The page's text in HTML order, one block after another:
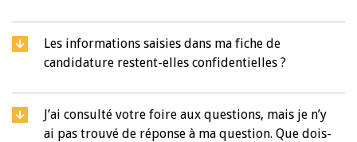
Les informations saisies dans ma fiche de
candidature restent-elles confidentielles ?
J’ai consulté votre foire aux questions, mais je n’y
ai pas trouvé de réponse à ma question. Que dois-